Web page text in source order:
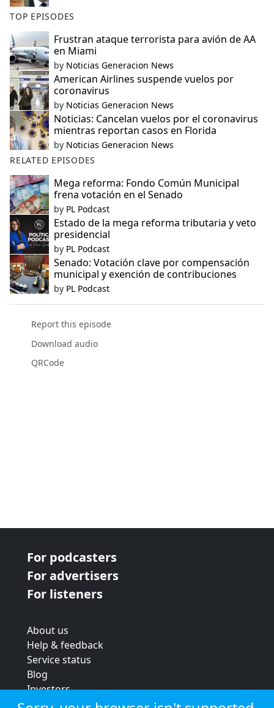
TOP EPISODES
Frustran ataque terrorista para avión de AA
en Miami
by Noticias Generacion News
American Airlines suspende vuelos por
coronavirus
by Noticias Generacion News
Noticias: Cancelan vuelos por el coronavirus
mientras reportan casos en Florida
by Noticias Generacion News
RELATED EPISODES
Mega reforma: Fondo Común Municipal
frena votación en el Senado
by PL Podcast
Estado de la mega reforma tributaria y veto
presidencial
by PL Podcast
Senado: Votación clave por compensación
municipal y exención de contribuciones
by PL Podcast
Report this episode
Download audio
QRCode
For podcasters
For advertisers
For listeners
About us
Help & feedback
Service status
Blog
Investors
Strategic review